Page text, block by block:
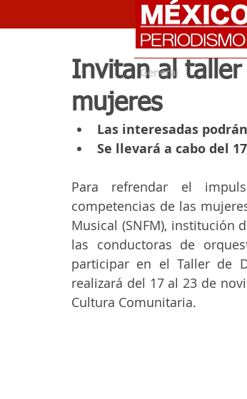
General
Invitan al taller
mujeres
Las interesadas
Se llevará a cabo del
Para refrendar el
competencias de las
Musical (SNFM), institución
las conductoras de
participar en el Taller de
realizará del 17 al 23 de
Cultura Comunitaria.